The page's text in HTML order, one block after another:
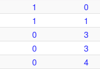
1 0
1 1
0 3
0 3
0 4